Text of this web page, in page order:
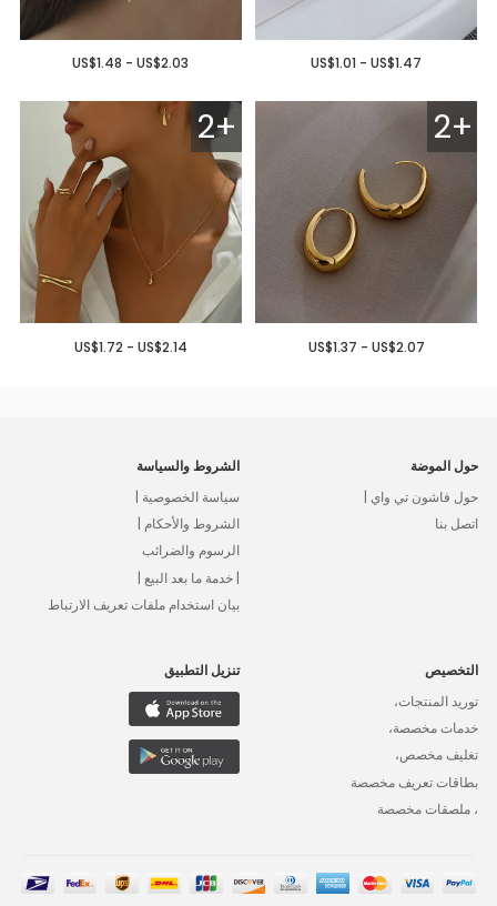
US$1.01 - US$1.47
US$1.48 - US$2.03
2+
US$1.37 - US$2.07
2+
US$1.72 - US$2.14
حول الموضة
حول فاشون تي واي |
اتصل بنا
الشروط والسياسة
سياسة الخصوصية |
الشروط والأحكام |
الرسوم والضرائب
| خدمة ما بعد البيع |
بيان استخدام ملفات تعريف الارتباط
التخصيص
توريد المنتجات،
خدمات مخصصة،
تغليف مخصص،
بطاقات تعريف مخصصة
، ملصقات مخصصة
تنزيل التطبيق